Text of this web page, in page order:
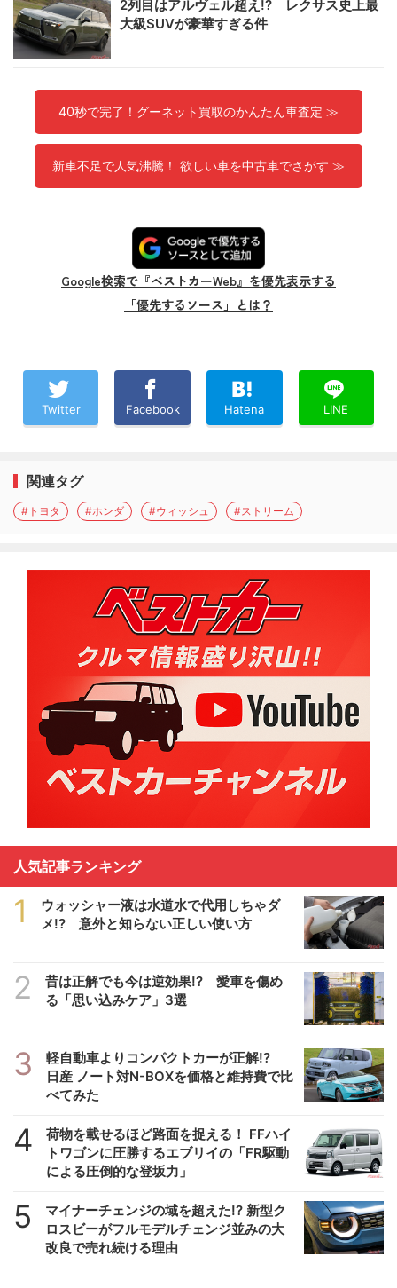
2列目はアルヴェル超え!? レクサス史上最
大級SUVが豪華すぎる件
40秒で完了！グーネット買取のかんたん車査定 ≫
新車不足で人気沸騰！ 欲しい車を中古車でさがす ≫
Google検索で『ベストカーWeb』を優先表示する
「優先するソース」とは？
Twitter Facebook Hatena LINE
関連タグ
#トヨタ #ホンダ #ウィッシュ #ストリーム
人気記事ランキング
1
ウォッシャー液は水道水で代用しちゃダ
メ!? 意外と知らない正しい使い方
2
昔は正解でも今は逆効果!? 愛車を傷め
る「思い込みケア」3選
3
軽自動車よりコンパクトカーが正解!?
日産 ノート対N-BOXを価格と維持費で比
べてみた
4
荷物を載せるほど路面を捉える！ FFハイ
トワゴンに圧勝するエブリイの「FR駆動
による圧倒的な登坂力」
5
マイナーチェンジの域を超えた!? 新型ク
ロスビーがフルモデルチェンジ並みの大
改良で売れ続ける理由